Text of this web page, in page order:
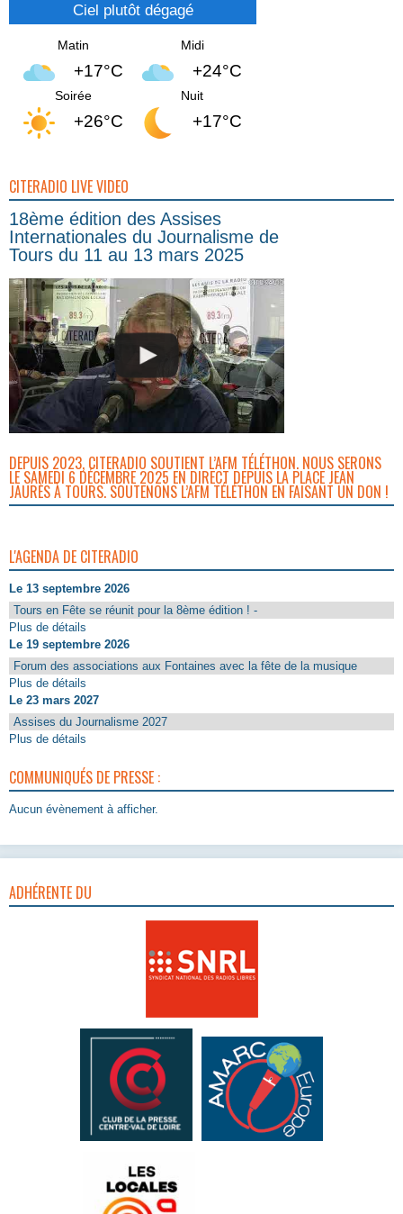
Ciel plutôt dégagé
Matin
+17°C
Midi
+24°C
Soirée
+26°C
Nuit
+17°C
CITERADIO LIVE VIDEO
18ème édition des Assises
Internationales du Journalisme de
Tours du 11 au 13 mars 2025
DEPUIS 2023, CITERADIO SOUTIENT L’AFM TÉLÉTHON. NOUS SERONS
LE SAMEDI 6 DÉCEMBRE 2025 EN DIRECT DEPUIS LA PLACE JEAN
JAURÈS À TOURS. SOUTENONS L’AFM TÉLÉTHON EN FAISANT UN DON !
L'AGENDA DE CITERADIO
Le 13 septembre 2026
Tours en Fête se réunit pour la 8ème édition ! -
Plus de détails
Le 19 septembre 2026
Forum des associations aux Fontaines avec la fête de la musique
Plus de détails
Le 23 mars 2027
Assises du Journalisme 2027
Plus de détails
COMMUNIQUÉS DE PRESSE :
Aucun évènement à afficher.
ADHÉRENTE DU